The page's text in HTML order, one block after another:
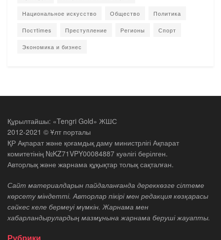
Национальное искусство Общество Политика
Постtimes Преступление Регионы Спорт
Экономика и бизнес
Құрылтайшы: «Tengri Gold» ЖШС
2012-2021 © Ұлт порталы
ҚР Ақпарат және қоғамдық даму министрлігі Ақпарат
комитетінің №KZ71VPY00084887 куәлігі берілген.
Авторлық және жарнама құқықтар толық сақталған.
Сайт материалдарын пайдаланғанда дереккөзге сілтеме
көрсету міндетті. Авторлар пікірі мен редакция көзқарасы
сәйкес келе бермеуі мүмкін. Жарнама мен
хабарландырулардың мазмұнына жарнама беруші жауапты.
Рубрики